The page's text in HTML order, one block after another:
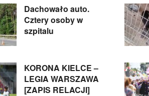
Dachowało auto.
Cztery osoby w
szpitalu
KORONA KIELCE –
LEGIA WARSZAWA
[ZAPIS RELACJI]